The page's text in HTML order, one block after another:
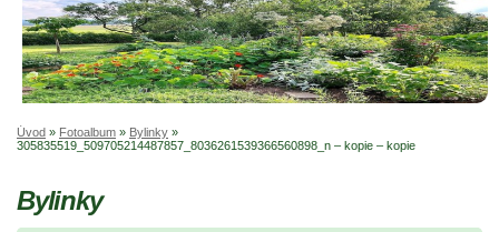
Úvod » Fotoalbum » Bylinky »
305835519_509705214487857_8036261539366560898_n – kopie – kopie
Bylinky